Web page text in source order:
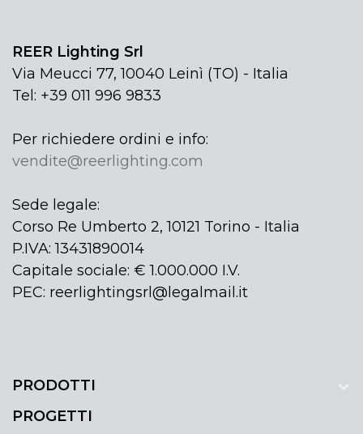
REER Lighting Srl
Via Meucci 77, 10040 Leinì (TO) - Italia
Tel: +39 011 996 9833
Per richiedere ordini e info:
vendite@reerlighting.com
Sede legale:
Corso Re Umberto 2, 10121 Torino - Italia
P.IVA: 13431890014
Capitale sociale: € 1.000.000 I.V.
PEC: reerlightingsrl@legalmail.it
PRODOTTI
PROGETTI